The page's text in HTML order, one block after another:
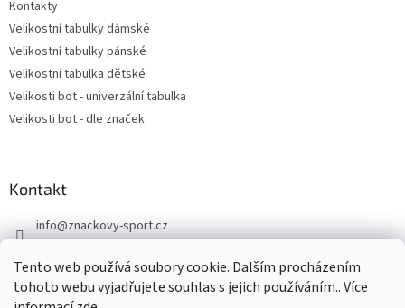
Tento web používá soubory cookie. Dalším procházením
tohoto webu vyjadřujete souhlas s jejich používáním.. Více
Kontakty
Velikostní tabulky dámské
Velikostní tabulky pánské
Velikostní tabulka dětské
Velikosti bot - univerzální tabulka
Velikosti bot - dle značek
Kontakt
info@znackovy-sport.cz